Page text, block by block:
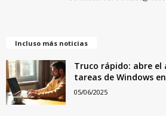
Incluso más noticias
Truco rápido: abre
tareas de Windows
05/06/2025